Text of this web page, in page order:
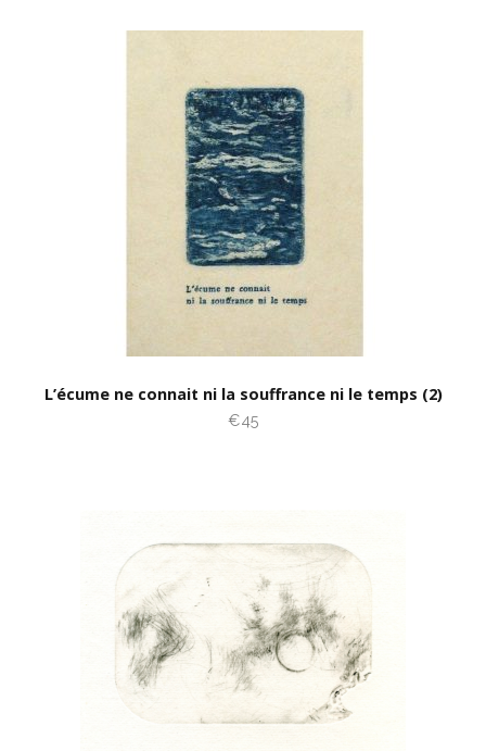
L’écume ne connait ni la souffrance ni le temps (2)
€45